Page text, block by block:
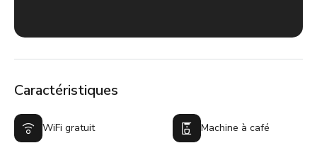
Caractéristiques
WiFi gratuit Machine à café